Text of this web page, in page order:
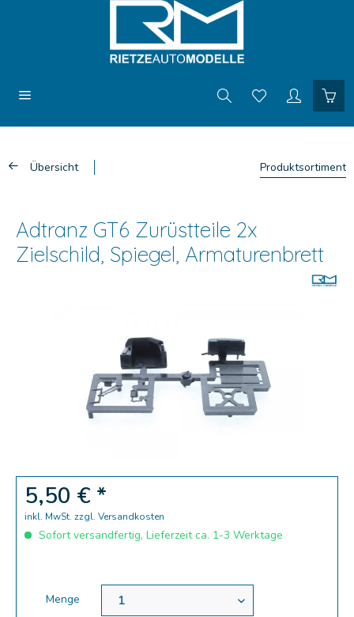
Übersicht Produktsortiment
Adtranz GT6 Zurüstteile 2x
Zielschild, Spiegel, Armaturenbrett
5,50 € *
inkl. MwSt. zzgl. Versandkosten
Sofort versandfertig, Lieferzeit ca. 1-3 Werktage
Menge